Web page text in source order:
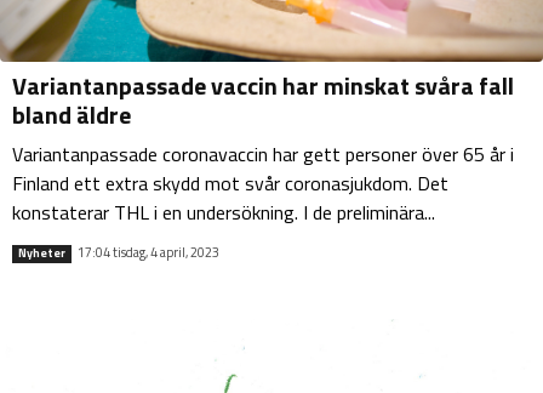
Variantanpassade vaccin har minskat svåra fall
bland äldre
Variantanpassade coronavaccin har gett personer över 65 år i
Finland ett extra skydd mot svår coronasjukdom. Det
konstaterar THL i en undersökning. I de preliminära...
Nyheter 17:04 tisdag, 4 april, 2023